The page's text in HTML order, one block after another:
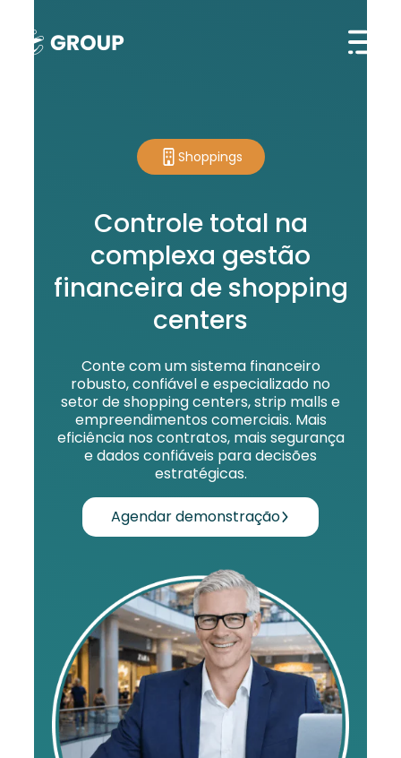
Shoppings
Controle total na
complexa gestão
financeira de shopping
centers
Conte com um sistema financeiro
robusto, confiável e especializado no
setor de shopping centers, strip malls e
empreendimentos comerciais. Mais
eficiência nos contratos, mais segurança
e dados confiáveis para decisões
estratégicas.
Agendar demonstração